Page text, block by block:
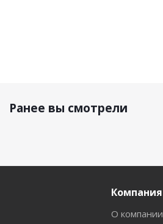
Ранее вы смотрели
Компания
О компании